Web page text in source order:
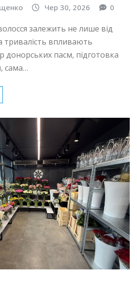
Чер 30, 2026 0
залежить не лише від
тривалість впливають
донорських пасм, підготовка
сама…